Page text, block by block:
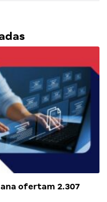
ofertam 2.307